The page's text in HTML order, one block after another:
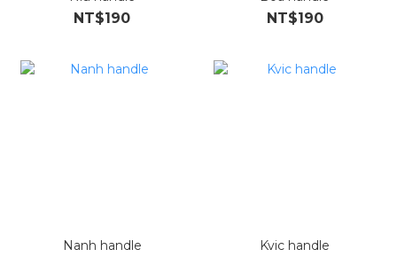
NT$190 NT$190
Nanh handle Kvic handle